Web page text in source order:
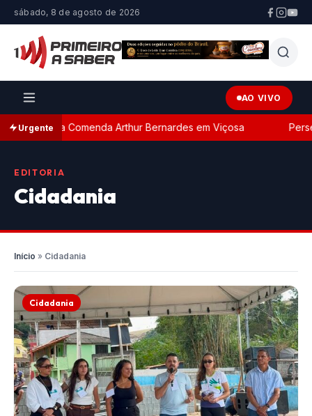
sábado, 8 de agosto de 2026
AO VIVO
Urgente
a Comenda Arthur Bernardes em Viçosa
EDITORIA
Cidadania
Início » Cidadania
Cidadania